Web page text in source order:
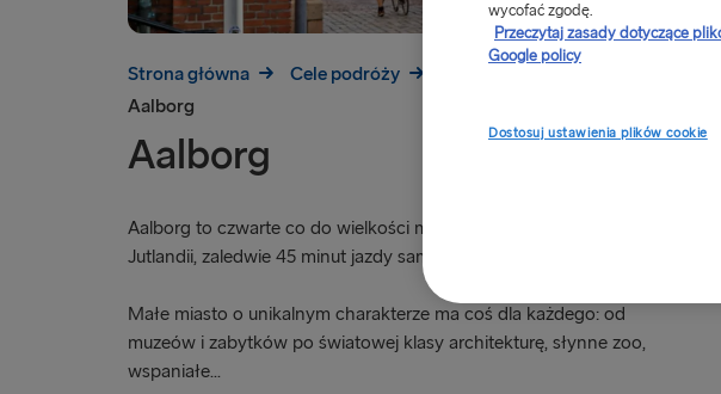
Strona główna Cele podróży
Aalborg
Aalborg
Aalborg to czwarte co do wielkości miasto w Danii położone w
Jutlandii, zaledwie 45 minut jazdy samochodem od Frederikshavn.
Małe miasto o unikalnym charakterze ma coś dla każdego: od
muzeów i zabytków po światowej klasy architekturę, słynne zoo,
wspaniałe...
wycofać zgodę.
Przeczytaj zasady dotyczące
Google policy
Dostosuj ustawienia plików cookie